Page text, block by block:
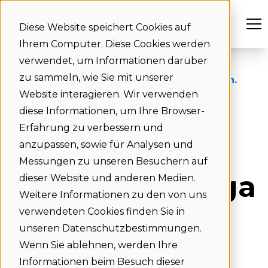
Diese Website speichert Cookies auf
Ihrem Computer. Diese Cookies werden
verwendet, um Informationen darüber
zu sammeln, wie Sie mit unserer
Website interagieren. Wir verwenden
diese Informationen, um Ihre Browser-
Erfahrung zu verbessern und
anzupassen, sowie für Analysen und
Messungen zu unseren Besuchern auf
dieser Website und anderen Medien.
Weitere Informationen zu den von uns
verwendeten Cookies finden Sie in
unseren Datenschutzbestimmungen.
Wenn Sie ablehnen, werden Ihre
Informationen beim Besuch dieser
Begeistern. Befähigen. Übertreffen.
Verbesserung
des
Mitarbeiterenga
gements
In der heutigen hybriden Arbeitslandschaft